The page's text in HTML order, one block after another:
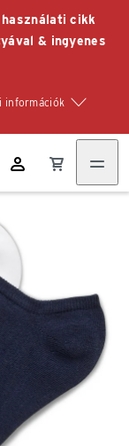
cikk
& ingyenes
információk